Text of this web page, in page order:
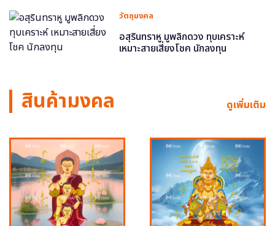
วัตถุมงคล
อสุรินทราหู มูพลิกดวง ทุบเคราะห์
เหมาะสายเสี่ยงโชค นักลงทุน
สินค้ามงคล ดูเพิ่มเติม